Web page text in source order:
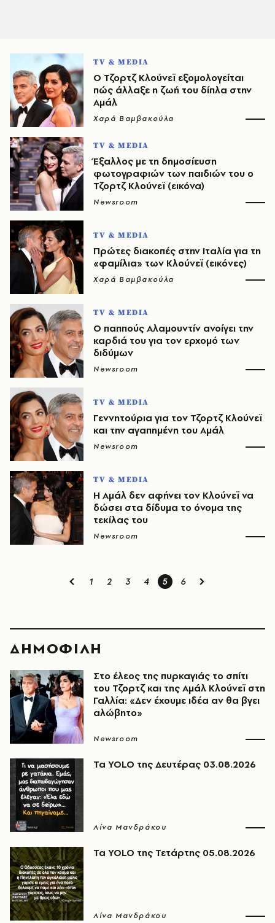
TV & MEDIA
Ο Τζορτζ Κλούνεϊ εξομολογείται
πώς άλλαξε η ζωή του δίπλα στην
Αμάλ
Χαρά Βαμβακούλα
TV & MEDIA
Έξαλλος με τη δημοσίευση
φωτογραφιών των παιδιών του ο
Τζορτζ Κλούνεϊ (εικόνα)
Newsroom
TV & MEDIA
Πρώτες διακοπές στην Ιταλία για τη
«φαμίλια» των Κλούνεϊ (εικόνες)
Χαρά Βαμβακούλα
TV & MEDIA
Ο παππούς Αλαμουντίν ανοίγει την
καρδιά του για τον ερχομό των
διδύμων
Newsroom
TV & MEDIA
Γεννητούρια για τον Τζορτζ Κλούνεϊ
και την αγαπημένη του Αμάλ
Newsroom
TV & MEDIA
Η Αμάλ δεν αφήνει τον Κλούνεϊ να
δώσει στα δίδυμα το όνομα της
τεκίλας του
Newsroom
1 2 3 4 5 6
ΔΗΜΟΦΙΛΗ
Στο έλεος της πυρκαγιάς το σπίτι
του Τζορτζ και της Αμάλ Κλούνεϊ στη
Γαλλία: «Δεν έχουμε ιδέα αν θα βγει
αλώβητο»
Newsroom
Τα YOLO της Δευτέρας 03.08.2026
Λίνα Μανδράκου
Τα YOLO της Τετάρτης 05.08.2026
Λίνα Μανδράκου